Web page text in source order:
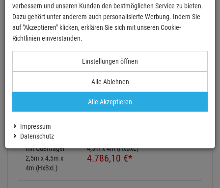
Global Truss F34 200cm, 4-Punkt inkl. Verbinder
Global Truss F34 200cm, 4-Punkt inkl.
Artikel-Nummer:PF34200
4,5m x 4m (HxBxL)
4.786,10 €*
verbessern und unseren Kunden den bestmöglichen Service zu bieten.
Dazu gehört unter anderem auch personalisierte Werbung. Indem Sie
auf "Akzeptieren" klicken, erklären Sie sich mit unseren Cookie-
Richtlinien einverstanden.
Einstellungen öffnen
Alle Ablehnen
Alle Akzeptieren
Impressum
Datenschutz